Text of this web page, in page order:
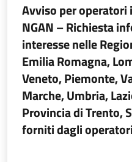
Avviso per
NGAN – Richiesta
interesse nelle
Emilia Romagna,
Veneto, Piemonte,
Marche, Umbria,
Provincia di Trento,
forniti dagli